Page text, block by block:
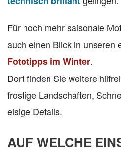
Für noch mehr saisonale
auch einen Blick in unseren
Fototipps im Winter.
Dort finden Sie weitere
frostige Landschaften,
eisige Details.
AUF WELCHE